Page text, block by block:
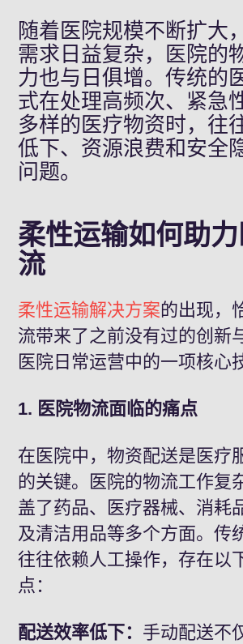
随着医院规模不断扩大
需求日益复杂，医院的
力也与日俱增。传统的
式在处理高频次、紧急
多样的医疗物资时，往
低下、资源浪费和安全
问题。
柔性运输如何助
流
柔性运输解决方案的出现，
流带来了之前没有过的创新
医院日常运营中的一项核心
1. 医院物流面临的痛点
在医院中，物资配送是医疗
的关键。医院的物流工作复
盖了药品、医疗器械、消耗
及清洁用品等多个方面。传
往往依赖人工操作，存在以
点：
配送效率低下： 手动配送不